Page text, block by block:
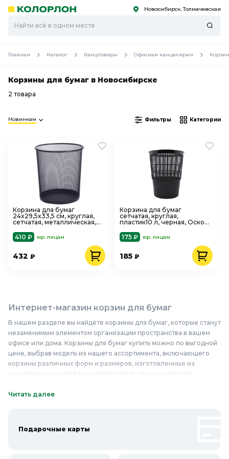
Скоро
Скоро Новосибирск, Толмачевская
Главная Каталог Канцтовары Офисная канцелярия
Корзины для бумаг в Новосибирске
2 товара
Новинкам Фильтры Категории
Корзина для бумаг
24x29,5x33,5 см, круглая,
сетчатая, металлическая,
410 ₽
юр. лицам
432 ₽
Корзина для бумаг
сетчатая, круглая,
пластик10 л, черная, Оскол-
175 ₽
юр. лицам
185₽
Интернет-магазин корзин для бумаг
В нашем разделе вы найдёте корзины для бумаг, которые станут
незаменимым элементом организации пространства в вашем
офисе или дома. Корзины для бумаг купить можно по выгодной
цене, выбрав модель из нашего ассортимента, включающего
корзины различных форм и размеров, изготовленные из
качественных и надёжных материалов, таких как металл,
отличаются прочностью, долговечностью и стильным дизайном,
утилизации бумажных отходов, а также способствуют
Читать далее
Подарочные карты